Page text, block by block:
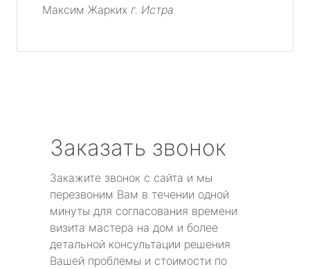
Максим Жарких г. Истра
Заказать звонок
Закажите звонок с сайта и мы
перезвоним Вам в течении одной
минуты для согласования времени
визита мастера на дом и более
детальной консультации решения
Вашей проблемы и стоимости по